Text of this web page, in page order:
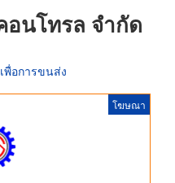
อนโทรล จำกัด
พื่อการขนส่ง
โฆษณา